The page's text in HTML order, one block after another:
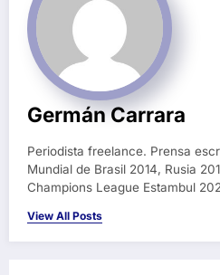
Germán Carrara
Periodista freelance. Prensa
Mundial de Brasil 2014, Rusia
Champions League Estambul
View All Posts